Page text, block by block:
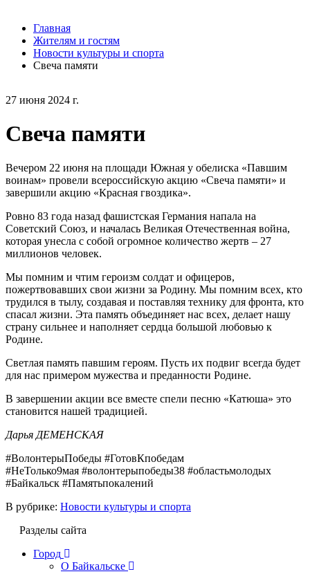
27 июня 2024 г.
Свеча памяти
Вечером 22 июня на площади Южная у обелиска «Павшим
воинам» провели всероссийскую акцию «Свеча памяти» и
завершили акцию «Красная гвоздика».
Ровно 83 года назад фашистская Германия напала на
Советский Союз, и началась Великая Отечественная война,
которая унесла с собой огромное количество жертв – 27
миллионов человек.
Мы помним и чтим героизм солдат и офицеров,
пожертвовавших свои жизни за Родину. Мы помним всех, кто
трудился в тылу, создавая и поставляя технику для фронта, кто
спасал жизни. Эта память объединяет нас всех, делает нашу
страну сильнее и наполняет сердца большой любовью к
Родине.
Светлая память павшим героям. Пусть их подвиг всегда будет
для нас примером мужества и преданности Родине.
В завершении акции все вместе спели песню «Катюша» это
становится нашей традицией.
Дарья ДЕМЕНСКАЯ
#ВолонтерыПобеды #ГотовКпобедам
#НеТолько9мая #волонтерыпобеды38 #областьмолодых
#Байкальск #Памятьпокалений
В рубрике: Новости культуры и спорта
Разделы сайта
Город
О Байкальске
Главная
Жителям и гостям
Новости культуры и спорта
Свеча памяти